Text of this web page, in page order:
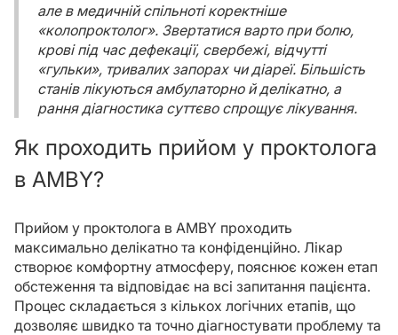
але в медичній спільноті коректніше
«колопроктолог». Звертатися варто при болю,
крові під час дефекації, свербежі, відчутті
«гульки», тривалих запорах чи діареї. Більшість
станів лікуються амбулаторно й делікатно, а
рання діагностика суттєво спрощує лікування.
Як проходить прийом у проктолога
в AMBY?
Прийом у проктолога в AMBY проходить
максимально делікатно та конфіденційно. Лікар
створює комфортну атмосферу, пояснює кожен етап
обстеження та відповідає на всі запитання пацієнта.
Процес складається з кількох логічних етапів, що
дозволяє швидко та точно діагностувати проблему та